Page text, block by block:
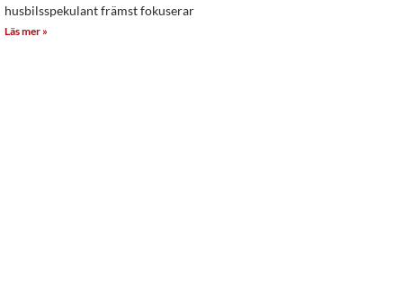
husbilsspekulant främst fokuserar
Läs mer »